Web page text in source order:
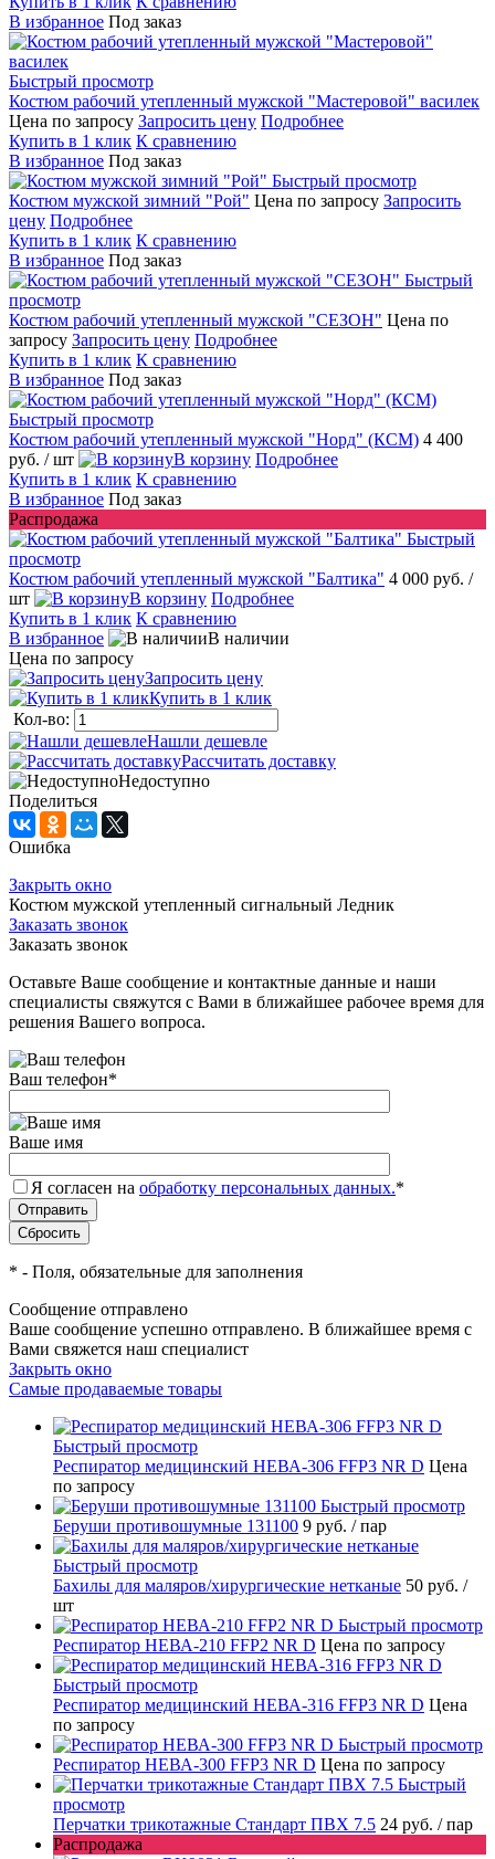
В избранное Под заказ
Быстрый просмотр
Костюм рабочий утепленный мужской "Мастеровой" василек
Цена по запросу Запросить цену Подробнее
Купить в 1 клик К сравнению
В избранное Под заказ
Быстрый просмотр
Костюм мужской зимний "Рой" Цена по запросу Запросить
цену Подробнее
Купить в 1 клик К сравнению
В избранное Под заказ
Быстрый
просмотр
Костюм рабочий утепленный мужской "СЕЗОН" Цена по
запросу Запросить цену Подробнее
Купить в 1 клик К сравнению
В избранное Под заказ
Быстрый просмотр
Костюм рабочий утепленный мужской "Норд" (КСМ) 4 400
руб. / шт В корзину Подробнее
Купить в 1 клик К сравнению
В избранное Под заказ
Распродажа
Быстрый
просмотр
Костюм рабочий утепленный мужской "Балтика" 4 000 руб. /
шт
В корзину Подробнее
Купить в 1 клик К сравнению
В избранное
В наличии
Цена по запросу
Запросить цену
Купить в 1 клик
Кол-во:
Нашли дешевле
Рассчитать доставку
Недоступно
Поделиться
Ошибка
Закрыть окно
Костюм мужской утепленный сигнальный Ледник
Заказать звонок
Заказать звонок
Оставьте Ваше сообщение и контактные данные и наши
специалисты свяжутся с Вами в ближайшее рабочее время для
решения Вашего вопроса.
Ваш телефон*
Ваше имя
Я согласен на обработку персональных данных.*
* - Поля, обязательные для заполнения
Сообщение отправлено
Ваше сообщение успешно отправлено. В ближайшее время с
Вами свяжется наш специалист
Закрыть окно
Самые продаваемые товары
Быстрый просмотр
Респиратор медицинский НЕВА-306 FFP3 NR D Цена
по запросу
Быстрый просмотр
Беруши противошумные 131100 9 руб. / пар
Быстрый просмотр
Бахилы для маляров/хирургические нетканые 50 руб. /
шт
Быстрый просмотр
Респиратор НЕВА-210 FFP2 NR D Цена по запросу
Быстрый просмотр
Респиратор медицинский НЕВА-316 FFP3 NR D Цена
по запросу
Быстрый просмотр
Респиратор НЕВА-300 FFP3 NR D Цена по запросу
Быстрый
просмотр
Перчатки трикотажные Стандарт ПВХ 7.5 24 руб. / пар
Распродажа